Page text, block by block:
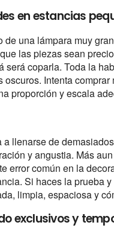
en estancias
una lámpara muy
las piezas sean
será coparla. Toda la
Intenta
proporción y escala
llenarse de
y angustia. Más
error común en la
Si haces la prueba
limpia, espaciosa y
exclusivos y